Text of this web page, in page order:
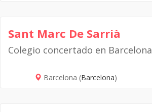
Sant Marc De Sarrià
Colegio concertado en Barcelona
Barcelona (Barcelona)